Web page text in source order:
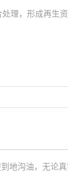
理，形成再生
地沟油，无论